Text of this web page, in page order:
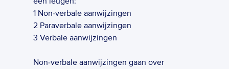
3 Verbale aanwijzingen
Non-verbale aanwijzingen gaan over